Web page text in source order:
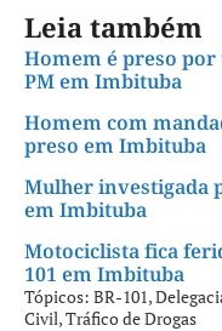
Leia também
Homem é preso por
PM em Imbituba
Homem com
preso em Imbituba
Mulher investigada
em Imbituba
Motociclista fica
101 em Imbituba
Tópicos: BR-101,
Civil,Tráfico de Drogas